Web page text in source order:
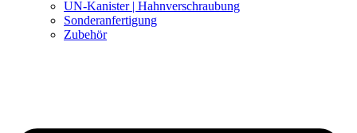
UN-Kanister | Hahnverschraubung
Sonderanfertigung
Zubehör